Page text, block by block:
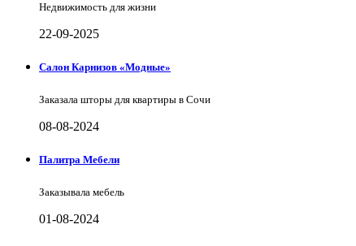
Недвижимость для жизни
22-09-2025
Салон Карнизов «Модные»
Заказала шторы для квартиры в Сочи
08-08-2024
Палитра Мебели
Заказывала мебель
01-08-2024